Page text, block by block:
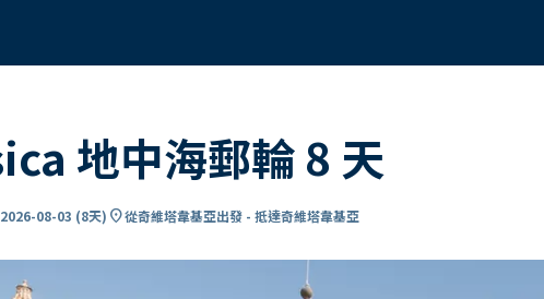
地中海郵輪 8 天
2026-08-03 (8天) location_on從奇維塔韋基亞出發 - 抵達奇維塔韋基亞